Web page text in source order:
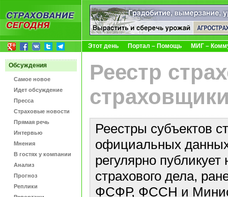
Этот день Портал – Помощь МИГ –
Обсуждения
Самое новое
Идет обсуждение
Пресса
Страховые новости
Прямая речь
Интервью
Мнения
В гостях у компании
Анализ
Прогноз
Реплики
Реестр
Реестры субъектов
официальных данных
регулярно
страхового дела,
ФСФР, ФССН и